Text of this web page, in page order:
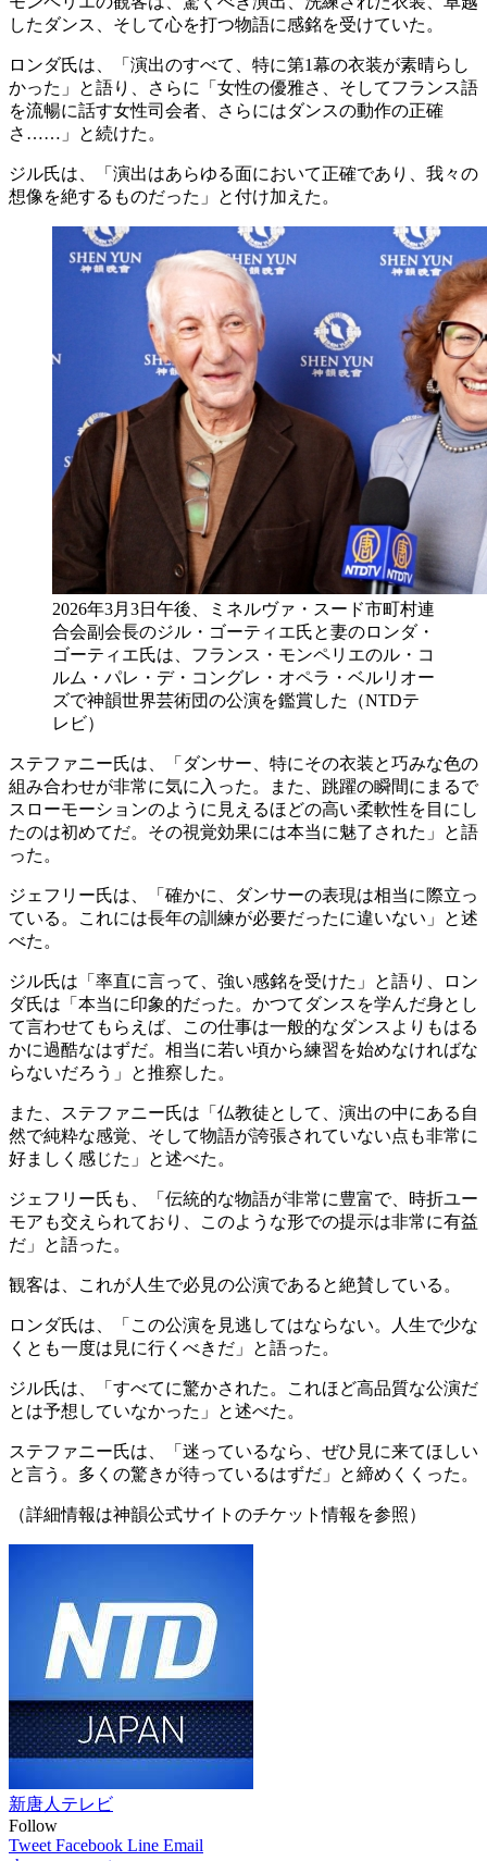
したダンス、そして心を打つ物語に感銘を受けていた。
ロンダ氏は、「演出のすべて、特に第1幕の衣装が素晴らし
かった」と語り、さらに「女性の優雅さ、そしてフランス語
を流暢に話す女性司会者、さらにはダンスの動作の正確
さ……」と続けた。
ジル氏は、「演出はあらゆる面において正確であり、我々の
想像を絶するものだった」と付け加えた。
2026年3月3日午後、ミネルヴァ・スード市町村連
合会副会長のジル・ゴーティエ氏と妻のロンダ・
ゴーティエ氏は、フランス・モンペリエのル・コ
ルム・パレ・デ・コングレ・オペラ・ベルリオー
ズで神韻世界芸術団の公演を鑑賞した（NTDテ
レビ）
ステファニー氏は、「ダンサー、特にその衣装と巧みな色の
組み合わせが非常に気に入った。また、跳躍の瞬間にまるで
スローモーションのように見えるほどの高い柔軟性を目にし
たのは初めてだ。その視覚効果には本当に魅了された」と語
った。
ジェフリー氏は、「確かに、ダンサーの表現は相当に際立っ
ている。これには長年の訓練が必要だったに違いない」と述
べた。
ジル氏は「率直に言って、強い感銘を受けた」と語り、ロン
ダ氏は「本当に印象的だった。かつてダンスを学んだ身とし
て言わせてもらえば、この仕事は一般的なダンスよりもはる
かに過酷なはずだ。相当に若い頃から練習を始めなければな
らないだろう」と推察した。
また、ステファニー氏は「仏教徒として、演出の中にある自
然で純粋な感覚、そして物語が誇張されていない点も非常に
好ましく感じた」と述べた。
ジェフリー氏も、「伝統的な物語が非常に豊富で、時折ユー
モアも交えられており、このような形での提示は非常に有益
だ」と語った。
観客は、これが人生で必見の公演であると絶賛している。
ロンダ氏は、「この公演を見逃してはならない。人生で少な
くとも一度は見に行くべきだ」と語った。
ジル氏は、「すべてに驚かされた。これほど高品質な公演だ
とは予想していなかった」と述べた。
ステファニー氏は、「迷っているなら、ぜひ見に来てほしい
と言う。多くの驚きが待っているはずだ」と締めくくった。
（詳細情報は神韻公式サイトのチケット情報を参照）
新唐人テレビ
Follow
Tweet Facebook Line Email